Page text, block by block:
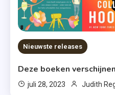
Nieuwste releases
Deze boeken
juli 28, 2023 Judith